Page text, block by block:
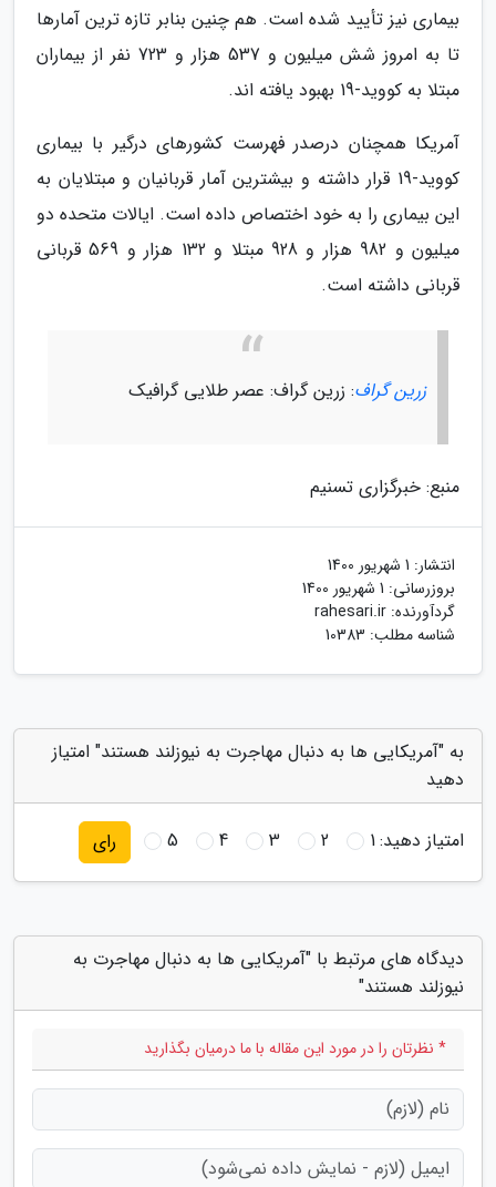
بیماری نیز تأیید شده است. هم چنین بنابر تازه ترین آمارها
تا به امروز شش میلیون و 537 هزار و 723 نفر از بیماران
مبتلا به کووید-19 بهبود یافته اند.
آمریکا همچنان درصدر فهرست کشورهای درگیر با بیماری
کووید-19 قرار داشته و بیشترین آمار قربانیان و مبتلایان به
این بیماری را به خود اختصاص داده است. ایالات متحده دو
میلیون و 982 هزار و 928 مبتلا و 132 هزار و 569 قربانی
قربانی داشته است.
زرین گراف: زرین گراف: عصر طلایی گرافیک
منبع: خبرگزاری تسنیم
انتشار: 1 شهریور 1400
بروزرسانی: 1 شهریور 1400
گردآورنده: rahesari.ir
شناسه مطلب: 10383
به "آمریکایی ها به دنبال مهاجرت به نیوزلند هستند" امتیاز
دهید
امتیاز دهید:1
2
3
4
5 رای
دیدگاه های مرتبط با "آمریکایی ها به دنبال مهاجرت به
نیوزلند هستند"
* نظرتان را در مورد این مقاله با ما درمیان بگذارید